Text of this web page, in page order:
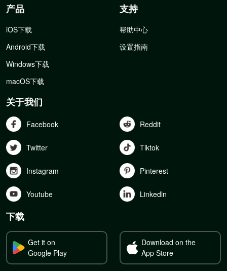
产品
iOS下载
Android下载
Windows下载
macOS下载
支持
帮助中心
设置指南
关于我们
Facebook Reddit
Twitter Tiktok
Instagram Pinterest
Youtube Linkedln
下载
Get it on
Google Play
Download on the
App Store